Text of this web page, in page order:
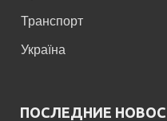
Транспорт
Україна
ПОСЛЕДНИЕ